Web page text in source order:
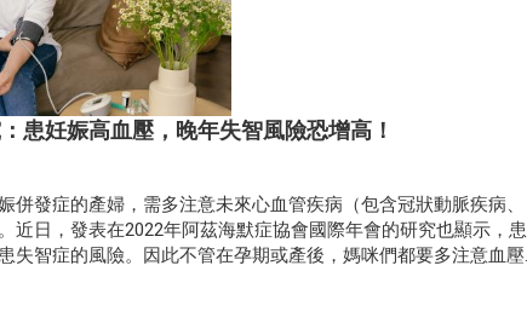
患妊娠高血壓，晚年失智風險恐增高！
發症的產婦，需多注意未來心血管疾病（包含冠狀動脈疾病、
近日，發表在2022年阿茲海默症協會國際年會的研究也顯示，患
失智症的風險。因此不管在孕期或產後，媽咪們都要多注意血壓